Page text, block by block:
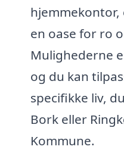
en oase for ro
Mulighederne
og du kan
specifikke liv,
Bork eller
Kommune.